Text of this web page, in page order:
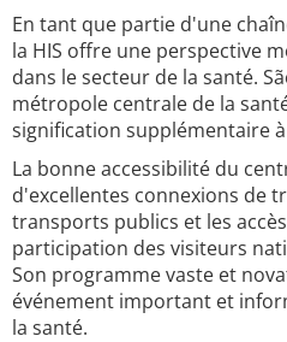
En tant que partie d'une
la HIS offre une perspective
dans le secteur de la santé.
métropole centrale de la
signification supplémentaire
La bonne accessibilité du
d'excellentes connexions de
transports publics et les
participation des visiteurs
Son programme vaste et
événement important et
la santé.